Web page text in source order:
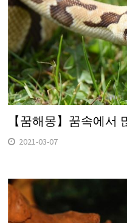
【꿈해몽】꿈속에서
2021-03-07